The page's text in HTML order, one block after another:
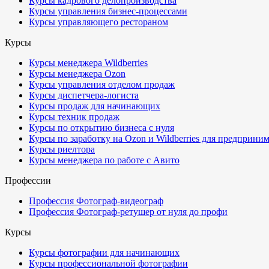
Курсы управления бизнес-процессами
Курсы управляющего рестораном
Курсы
Курсы менеджера Wildberries
Курсы менеджера Ozon
Курсы управления отделом продаж
Курсы диспетчера-логиста
Курсы продаж для начинающих
Курсы техник продаж
Курсы по открытию бизнеса с нуля
Курсы по заработку на Ozon и Wildberries для
Курсы риелтора
Курсы менеджера по работе с Авито
Профессии
Профессия Фотограф-видеограф
Профессия Фотограф-ретушер от нуля до профи
Курсы
Курсы фотографии для начинающих
Курсы профессиональной фотографии